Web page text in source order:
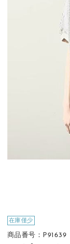
在庫僅少
商品番号：P91639